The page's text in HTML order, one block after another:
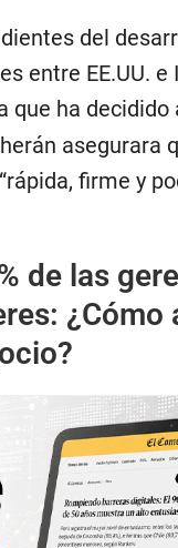
del
entre EE.UU. e
que ha decidido
asegurara
firme y
de las
¿Cómo